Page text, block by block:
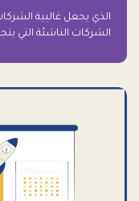
الذي يجعل غالبية
الشركات الناشئة التي